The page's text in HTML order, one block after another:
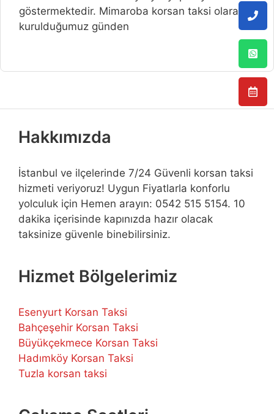
göstermektedir. Mimaroba korsan taksi olarak
kurulduğumuz günden
Hakkımızda
İstanbul ve ilçelerinde 7/24 Güvenli korsan taksi
hizmeti veriyoruz! Uygun Fiyatlarla konforlu
yolculuk için Hemen arayın: 0542 515 5154. 10
dakika içerisinde kapınızda hazır olacak
taksinize güvenle binebilirsiniz.
Hizmet Bölgelerimiz
Esenyurt Korsan Taksi
Bahçeşehir Korsan Taksi
Büyükçekmece Korsan Taksi
Hadımköy Korsan Taksi
Tuzla korsan taksi